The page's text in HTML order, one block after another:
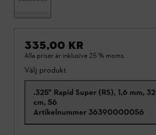
335,00 KR
Alla priser är inklusive 25 % moms.
Välj produkt
.325" Rapid Super (RS), 1,6 mm, 32
cm, 56
Artikelnummer 36390000056